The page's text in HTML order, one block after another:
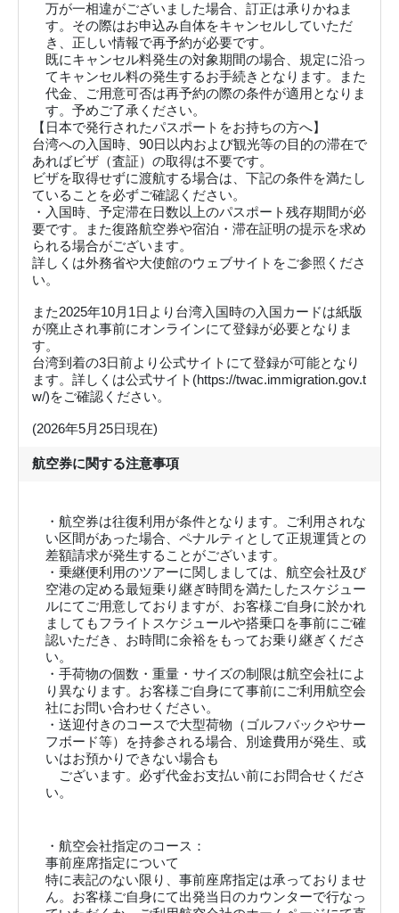
万が一相違がございました場合、訂正は承りかねま
す。その際はお申込み自体をキャンセルしていただ
き、正しい情報で再予約が必要です。
既にキャンセル料発生の対象期間の場合、規定に沿っ
てキャンセル料の発生するお手続きとなります。また
代金、ご用意可否は再予約の際の条件が適用となりま
す。予めご了承ください。
【日本で発行されたパスポートをお持ちの方へ】
台湾への入国時、90日以内および観光等の目的の滞在で
あればビザ（査証）の取得は不要です。
ビザを取得せずに渡航する場合は、下記の条件を満たし
ていることを必ずご確認ください。
・入国時、予定滞在日数以上のパスポート残存期間が必
要です。また復路航空券や宿泊・滞在証明の提示を求め
られる場合がございます。
詳しくは外務省や大使館のウェブサイトをご参照くださ
い。
また2025年10月1日より台湾入国時の入国カードは紙版
が廃止され事前にオンラインにて登録が必要となりま
す。
台湾到着の3日前より公式サイトにて登録が可能となり
ます。詳しくは公式サイト(https://twac.immigration.gov.t
w/)をご確認ください。
(2026年5月25日現在)
航空券に関する注意事項
・航空券は往復利用が条件となります。ご利用されな
い区間があった場合、ペナルティとして正規運賃との
差額請求が発生することがございます。
・乗継便利用のツアーに関しましては、航空会社及び
空港の定める最短乗り継ぎ時間を満たしたスケジュー
ルにてご用意しておりますが、お客様ご自身に於かれ
ましてもフライトスケジュールや搭乗口を事前にご確
認いただき、お時間に余裕をもってお乗り継ぎくださ
い。
・手荷物の個数・重量・サイズの制限は航空会社によ
り異なります。お客様ご自身にて事前にご利用航空会
社にお問い合わせください。
・送迎付きのコースで大型荷物（ゴルフバックやサー
フボード等）を持参される場合、別途費用が発生、或
いはお預かりできない場合も
ございます。必ず代金お支払い前にお問合せくださ
い。
・航空会社指定のコース：
事前座席指定について
特に表記のない限り、事前座席指定は承っておりませ
ん。お客様ご自身にて出発当日のカウンターで行なっ